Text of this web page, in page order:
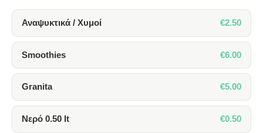
Αναψυκτικά / Χυμοί €2.50
Smoothies €6.00
Granita €5.00
Νερό 0.50 lt €0.50